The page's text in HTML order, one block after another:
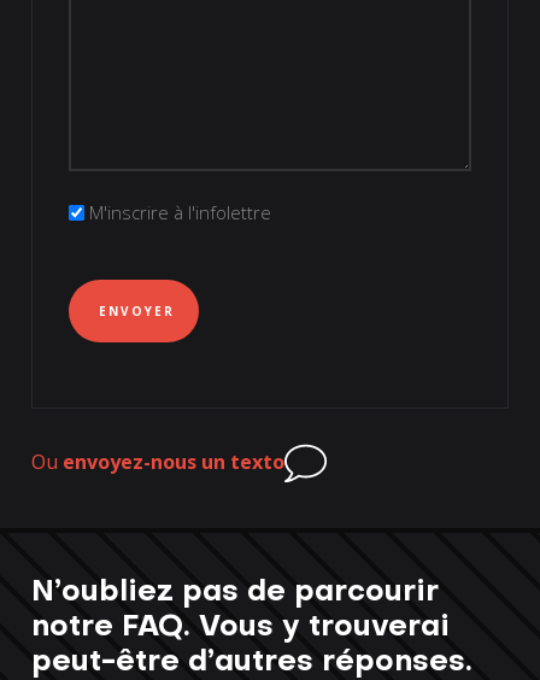
Infolettre
M'inscrire à l'infolettre
ENVOYER
Ou envoyez-nous un texto
N’oubliez pas de parcourir
notre FAQ. Vous y trouverai
peut-être d’autres réponses.